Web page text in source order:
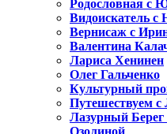
Родословная с
Видоискатель
Вернисаж с
Валентина
Лариса Хенинен
Олег Гальченко
Культурный
Путешествуем
Лазурный Берег